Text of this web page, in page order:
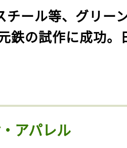
チール等、グリー
鉄の試作に成功。
アパレル